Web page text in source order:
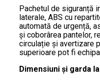
Pachetul de siguranță
laterale, ABS cu
automată de urgență,
și coborârea pantelor,
circulație și avertizare
superioare pot fi
Dimensiuni și garda